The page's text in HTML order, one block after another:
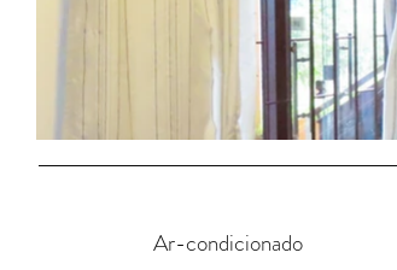
Ar-condicionado